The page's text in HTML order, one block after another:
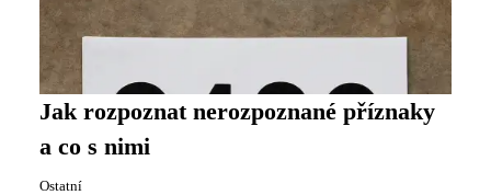
Jak rozpoznat nerozpoznané příznaky
a co s nimi
Ostatní